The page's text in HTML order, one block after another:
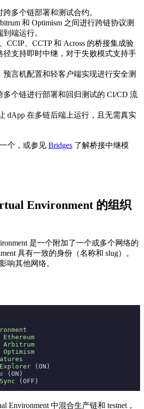
跨多个链部署和测试合约。
和 Optimism 之间进行跨链协议测
端运行。
CCIP、CCTP 和 Across 的桥接集成验
径支持即时中继，对于失败模式支持手
预言机配置和轻客户端实现进行安全测
多个链进行部署和回归测试的 CI/CD 流
dApp 在多链后端上运行，且无需真实
个，或参见 Bridges 了解桥接中继模
Environment 的组织
是一个附加了一个或多个网络的
具有一致的身份（名称和 slug）。
响其他网络。
Ethereum
Arbitrum
Optimism
(ON)
(ON)
(OFF)
Environment 中混合生产链和 testnet，